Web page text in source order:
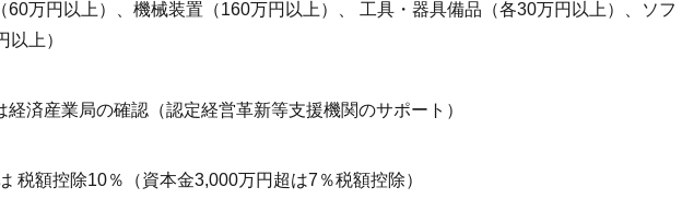
60万円以上）、機械装置（160万円以上）、 工具・器具備品（各30万円以上）、ソフ
以上）
経済産業局の確認（認定経営革新等支援機関のサポート）
税額控除10％（資本金3,000万円超は7％税額控除）